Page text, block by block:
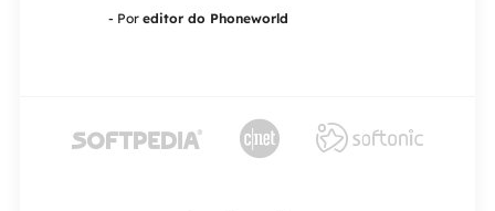
- Por editor do Phoneworld
  